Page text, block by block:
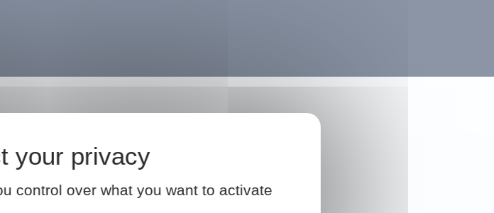
control over what you want to activate